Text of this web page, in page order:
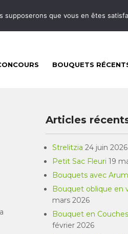
BOUQUETS
Articles
Strelitzia 24 juin 2026
Petit Sac Fleuri 19
Bouquets avec
Bouquet oblique en
mars 2026
Bouquet en
février 2026
supposerons que vous en êtes